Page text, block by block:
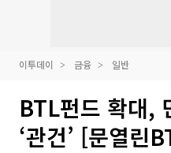
이투데이 금융 일반
BTL펀드 확대,
‘관건’ [문열린